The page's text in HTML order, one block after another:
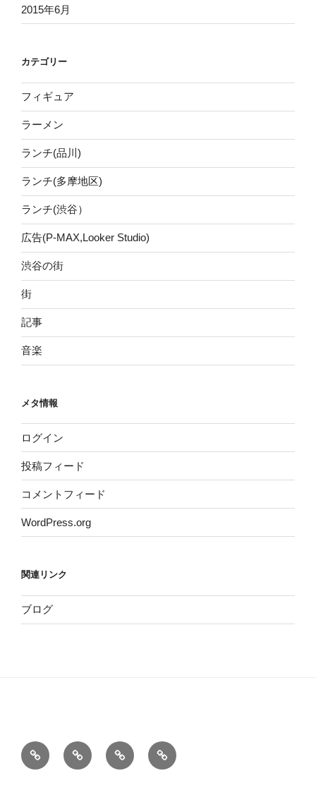
2015年6月
カテゴリー
フィギュア
ラーメン
ランチ(品川)
ランチ(多摩地区)
ランチ(渋谷）
広告(P-MAX,Looker Studio)
渋谷の街
街
記事
音楽
メタ情報
ログイン
投稿フィード
コメントフィード
WordPress.org
関連リンク
ブログ
ホ
ー
サ
イ
こ
の
お
問